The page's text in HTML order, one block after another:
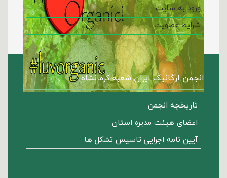
ورود به سایت
شرایط عضویت
انجمن ارگانیک ایران شعبه کرمانشاه
تاریخچه انجمن
اعضای هیئت مدیره استان
آیین نامه اجرایی تاسیس تشکل ها